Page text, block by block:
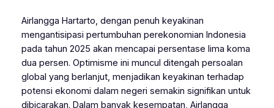
Airlangga Hartarto, dengan penuh keyakinan
mengantisipasi pertumbuhan perekonomian Indonesia
pada tahun 2025 akan mencapai persentase lima koma
dua persen. Optimisme ini muncul ditengah persoalan
global yang berlanjut, menjadikan keyakinan terhadap
potensi ekonomi dalam negeri semakin signifikan untuk
dibicarakan. Dalam banyak kesempatan, Airlangga